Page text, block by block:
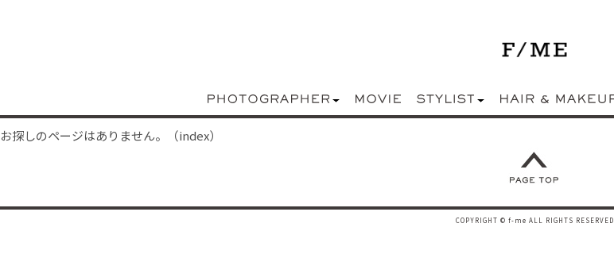
お探しのページはありません。（index）
COPYRIGHT © f-me ALL RIGHTS RESERVED